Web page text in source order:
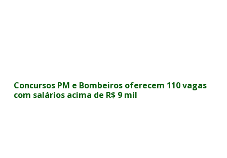
Concursos PM e Bombeiros oferecem 110 vagas
com salários acima de R$ 9 mil